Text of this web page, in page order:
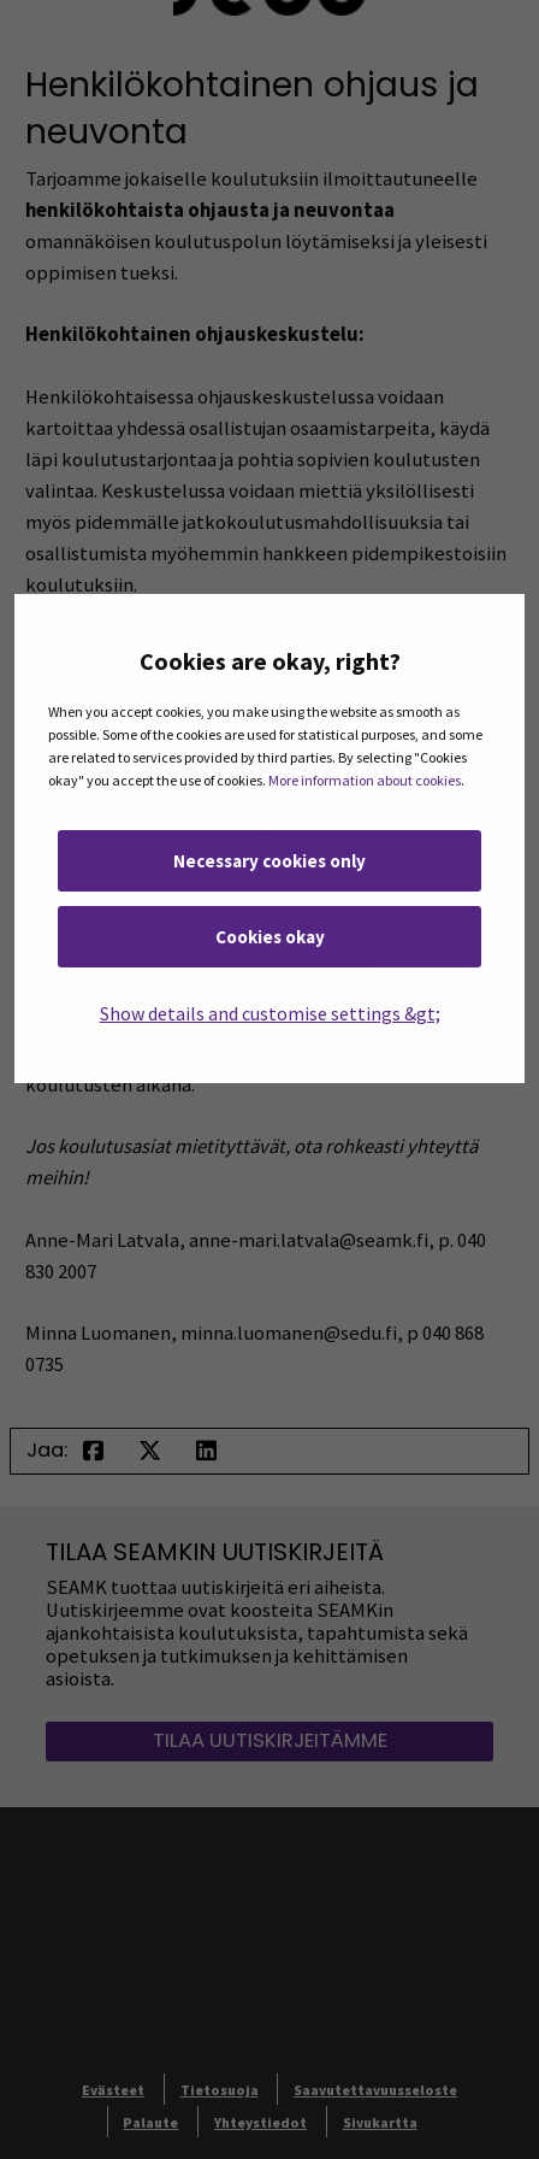
Cookies are okay, right?
When you accept cookies, you make using the website as smooth as
possible. Some of the cookies are used for statistical purposes, and some
are related to services provided by third parties. By selecting "Cookies
okay" you accept the use of cookies. More information about cookies.
Necessary cookies only
Cookies okay
Show details and customise settings &gt;
Henkilökohtainen ohjaus ja
neuvonta
Tarjoamme jokaiselle koulutuksiin ilmoittautuneelle
henkilökohtaista ohjausta ja neuvontaa
omannäköisen koulutuspolun löytämiseksi ja yleisesti
oppimisen tueksi.
Henkilökohtainen ohjauskeskustelu:
Henkilökohtaisessa ohjauskeskustelussa voidaan
kartoittaa yhdessä osallistujan osaamistarpeita, käydä
läpi koulutustarjontaa ja pohtia sopivien koulutusten
valintaa. Keskustelussa voidaan miettiä yksilöllisesti
myös pidemmälle jatkokoulutusmahdollisuuksia tai
osallistumista myöhemmin hankkeen pidempikestoisiin
koulutuksiin.
Ohjauskeskustelu voidaan toteuttaa puhelimitse,
Teams-tapaamisena tai kasvokkain. Kyse voi olla 5-10
minuutin mittaisesta tuokiosta, jossa kartoitetaan
lyhyesti osaamistarpeita ja toiveita, sekä varmistetaan
koulutusten soveltuvuus yksilöllisiin tarpeisiin.
haluaa tarkemmin pohtia omia osaamistarpeitaan ja
varmistaa oman näköisen koulutuspolun löytämisen
myös pidemmällä tähtäimellä.
Yleinen opintojen ohjaus ja neuvonta:
Alussa käytävän ohjauskeskustelun lisäksi tarjoamme
koulutusten aikana.
Jos koulutusasiat mietityttävät, ota rohkeasti yhteyttä
meihin!
Anne-Mari Latvala, anne-mari.latvala@seamk.fi, p. 040
830 2007
Minna Luomanen, minna.luomanen@sedu.fi, p 040 868
0735
Jaa:
TILAA SEAMKIN UUTISKIRJEITÄ
SEAMK tuottaa uutiskirjeitä eri aiheista.
Uutiskirjeemme ovat koosteita SEAMKin
ajankohtaisista koulutuksista, tapahtumista sekä
opetuksen ja tutkimuksen ja kehittämisen
asioista.
TILAA UUTISKIRJEITÄMME
Evästeet Tietosuoja
Saavutettavuusseloste
Palaute
Yhteystiedot Sivukartta